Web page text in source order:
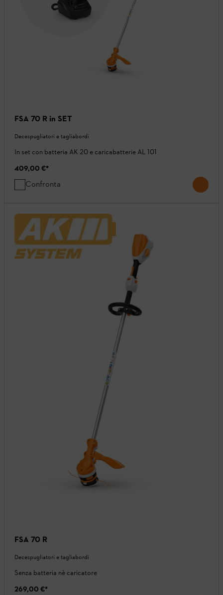
FSA 70 R in SET
Decespugliatori e tagliabordi
In set con batteria AK 20 e caricabatterie AL 101
409,00 €*
Confronta
FSA 70 R
Decespugliatori e tagliabordi
Senza batteria nè caricatore
269,00 €*